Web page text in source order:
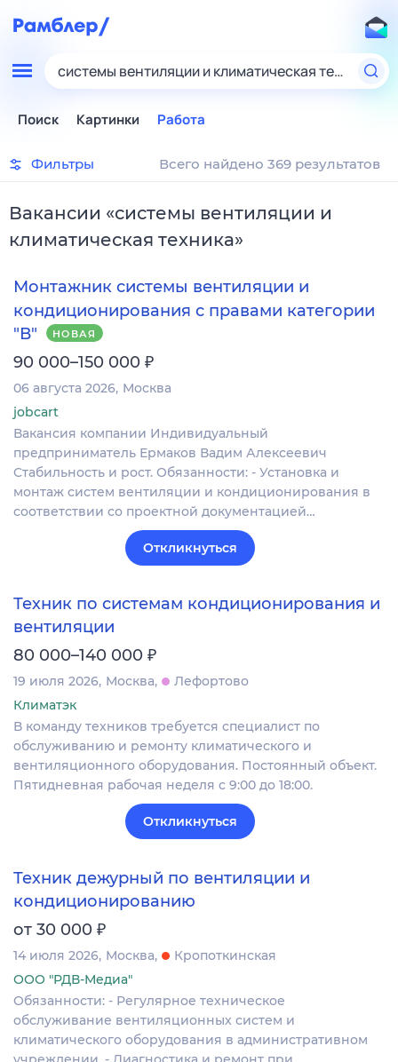
системы вентиляции и климатическая техника
Поиск Картинки Работа
Фильтры Всего найдено 369 результатов
Вакансии «системы вентиляции и
климатическая техника»
Монтажник системы вентиляции и
кондиционирования с правами категории
"В"
НОВАЯ
90 000–150 000 ₽
06 августа 2026 Москва
jobcart
Вакансия компании Индивидуальный
предприниматель Ермаков Вадим Алексеевич
Стабильность и рост. Обязанности: - Установка и
монтаж систем вентиляции и кондиционирования в
соответствии со проектной документацией…
Откликнуться
Техник по системам кондиционирования и
вентиляции
80 000–140 000 ₽
19 июля 2026 Москва
Лефортово
Климатэк
В команду техников требуется специалист по
обслуживанию и ремонту климатического и
вентиляционного оборудования. Постоянный объект.
Пятидневная рабочая неделя с 9:00 до 18:00.
Откликнуться
Техник дежурный по вентиляции и
кондиционированию
от 30 000 ₽
14 июля 2026 Москва
Кропоткинская
ООО "РДВ-Медиа"
Обязанности: - Регулярное техническое
обслуживание вентиляционных систем и
климатического оборудования в административном